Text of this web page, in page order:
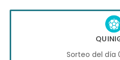
Sorteo del día